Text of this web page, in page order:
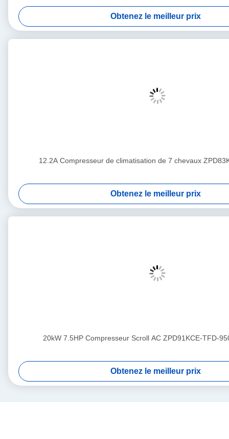
Obtenez le meilleur prix
12.2A Compresseur de climatisation de 7 chevaux
Obtenez le meilleur prix
20kW 7.5HP Compresseur Scroll AC ZPD91KCE-TFD-
Obtenez le meilleur prix